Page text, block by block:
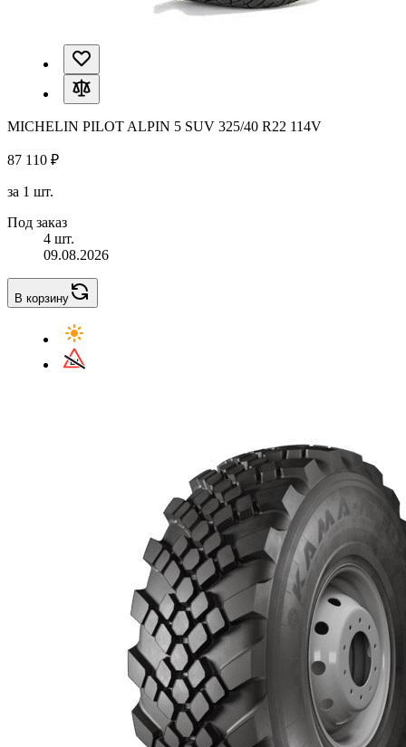
MICHELIN PILOT ALPIN 5 SUV 325/40 R22 114V
87 110 ₽
за 1 шт.
Под заказ
4 шт.
09.08.2026
В корзину